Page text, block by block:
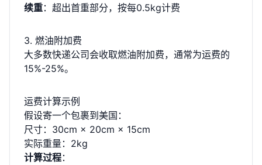
续重：超出首重部分，按每0.5kg计费
3. 燃油附加费
大多数快递公司会收取燃油附加费，通常为运费的
15%-25%。
运费计算示例
假设寄一个包裹到美国：
尺寸：30cm × 20cm × 15cm
实际重量：2kg
计算过程：